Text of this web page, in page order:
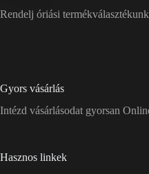
Rendelj óriási
Gyors vásárlás
Intézd vásárlásodat gyorsan
Hasznos linkek